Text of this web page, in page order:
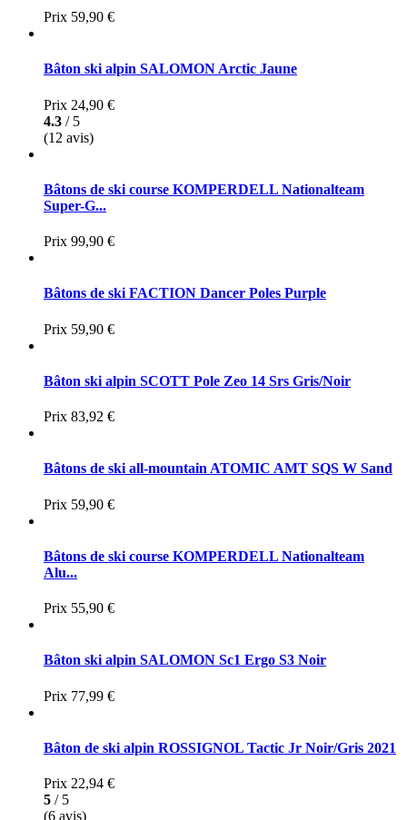
Prix 59,90 €
Bâton ski alpin SALOMON Arctic Jaune
Prix 24,90 €
4.3 / 5
(12 avis)
Bâtons de ski course KOMPERDELL Nationalteam
Super-G...
Prix 99,90 €
Bâtons de ski FACTION Dancer Poles Purple
Prix 59,90 €
Bâton ski alpin SCOTT Pole Zeo 14 Srs Gris/Noir
Prix 83,92 €
Bâtons de ski all-mountain ATOMIC AMT SQS W Sand
Prix 59,90 €
Bâtons de ski course KOMPERDELL Nationalteam
Alu...
Prix 55,90 €
Bâton ski alpin SALOMON Sc1 Ergo S3 Noir
Prix 77,99 €
Bâton de ski alpin ROSSIGNOL Tactic Jr Noir/Gris 2021
Prix 22,94 €
5 / 5
(6 avis)